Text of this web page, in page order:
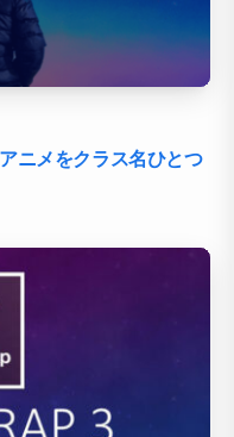
ニメをクラス名ひとつ